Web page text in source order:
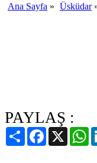
Ana Sayfa » Üsküdar
PAYLAŞ :
PaylaşFacebook
X